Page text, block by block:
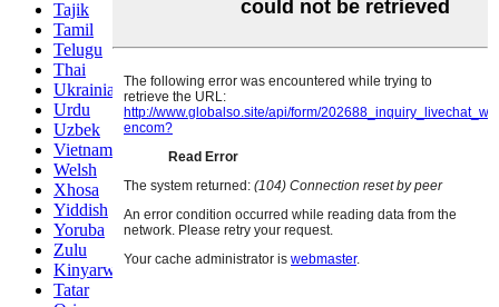
Tajik
Tamil
Telugu
Thai
Ukrainian
Urdu
Uzbek
Vietnamese
Welsh
Xhosa
Yiddish
Yoruba
Zulu
Kinyarwanda
Tatar